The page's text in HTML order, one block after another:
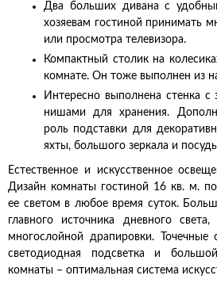
Два больших дивана с
хозяевам гостиной принимать
или просмотра телевизора.
Компактный столик на
комнате. Он тоже выполнен из
Интересно выполнена стенка
нишами для хранения.
роль подставки для
яхты, большого зеркала и
Естественное и искусственное
Дизайн комнаты гостиной 16 кв. м.
ее светом в любое время суток.
главного источника дневного
многослойной драпировки. Точечные
светодиодная подсветка и
комнаты – оптимальная система